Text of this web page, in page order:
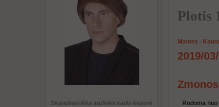
Skandinaviška audinės kailio kepurė
Plotis
Mantas -
2019/
Rodoma